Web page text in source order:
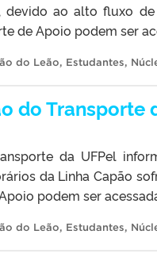
devido ao alto fluxo
de Apoio podem ser
do Leão, Estudantes,
do Transporte
da UFPel
da Linha Capão
podem ser
do Leão, Estudantes,